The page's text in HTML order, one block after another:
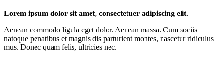
Lorem ipsum dolor sit amet, consectetuer adipiscing elit.
Aenean commodo ligula eget dolor. Aenean massa. Cum sociis
natoque penatibus et magnis dis parturient montes, nascetur ridiculus
mus. Donec quam felis, ultricies nec.